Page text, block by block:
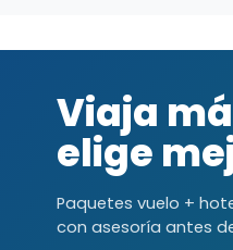
Viaja
elige
Paquetes vuelo +
con asesoría antes